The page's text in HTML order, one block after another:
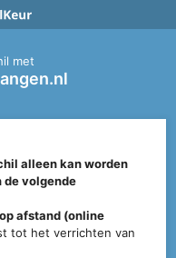
met
alleen kan worden
de volgende
afstand (online
tot het verrichten van